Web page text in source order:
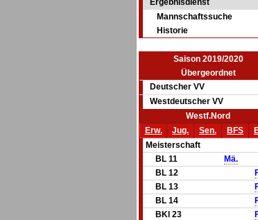
Ergebnisdienst
Mannschaftssuche
Historie
Saison 2019/2020
Übergeordnet
Deutscher VV
Westdeutscher VV
Westf.Nord
Erw.
Jug. Sen. BFS
Meisterschaft
BL 11
Mä.
BL 12
BL 13
BL 14
BKl 23